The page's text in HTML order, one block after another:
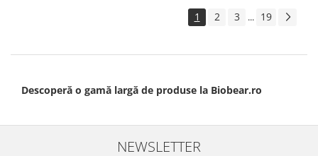
1 2 3 ... 19
Descoperă o gamă largă de produse la Biobear.ro
NEWSLETTER